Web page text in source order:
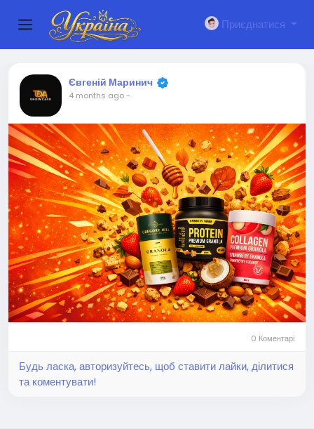
Приєднатися
Євгеній Маринич
4 months ago-
0 Коментарі
Будь ласка, авторизуйтесь, щоб ставити лайки, ділитися
та коментувати!